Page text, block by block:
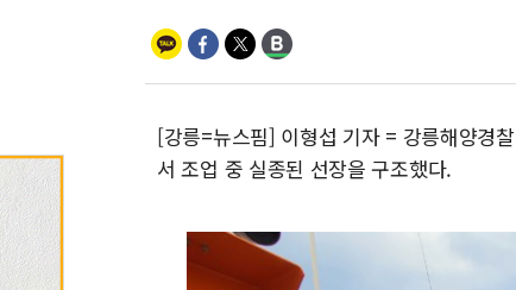
[강릉=뉴스핌] 이형섭 기자 = 강릉해양경
서 조업 중 실종된 선장을 구조했다.